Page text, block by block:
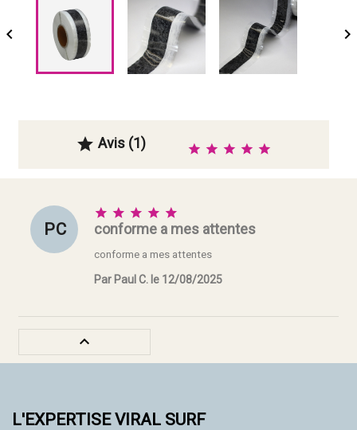
 
 Avis (1)
P C
    
conforme a mes attentes
conforme a mes attentes
Par Paul C. le 12/08/2025

L'EXPERTISE VIRAL SURF